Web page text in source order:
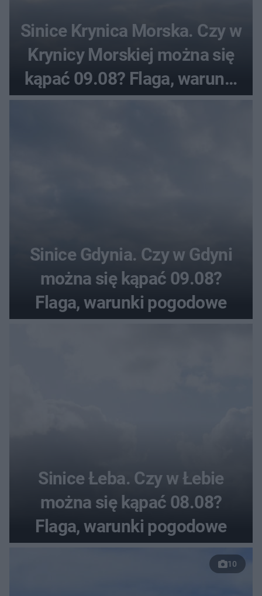
Sinice Krynica Morska. Czy w
Krynicy Morskiej można się
kąpać 09.08? Flaga, warunki
pogodowe
Sinice Gdynia. Czy w Gdyni
można się kąpać 09.08?
Flaga, warunki pogodowe
Sinice Łeba. Czy w Łebie
można się kąpać 08.08?
Flaga, warunki pogodowe
10